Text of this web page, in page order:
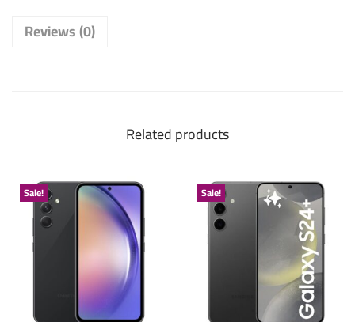
Reviews (0)
Related products
Sale! Sale!